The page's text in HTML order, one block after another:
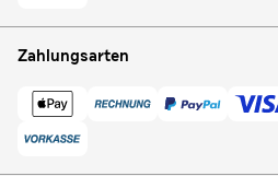
Zahlungsarten